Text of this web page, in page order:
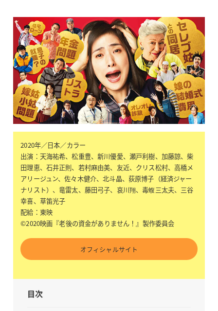
2020年／日本／カラー
出演：天海祐希、松重豊、新川優愛、瀬戸利樹、加藤諒、柴
田理恵、石井正則、若村麻由美、友近、クリス松村、高橋メ
アリージュン、佐々木健介、北斗晶、荻原博子（経済ジャー
ナリスト）、竜雷太、藤田弓子、哀川翔、毒蝮三太夫、三谷
幸喜、草笛光子
配給：東映
©2020映画『老後の資金がありません！』製作委員会
オフィシャルサイト
目次